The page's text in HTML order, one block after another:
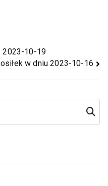
2023-10-19
w dniu 2023-10-16
Szukaj